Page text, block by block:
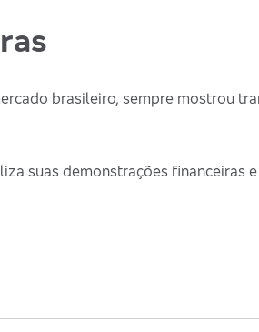
brasileiro, sempre mostrou
suas demonstrações financeiras